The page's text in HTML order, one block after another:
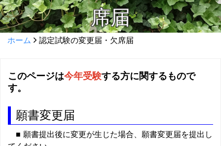
席届
ホーム 認定試験の変更届・欠席届
このページは今年受験する方に関するもので
す。
願書変更届
■ 願書提出後に変更が生じた場合、願書変更届を提出し